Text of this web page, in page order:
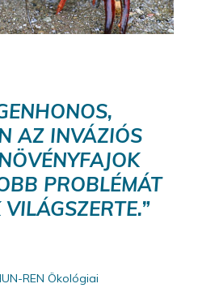
AZ INVÁZIÓS
PROBLÉMÁT
VILÁGSZERTE.”
REN Ökológiai